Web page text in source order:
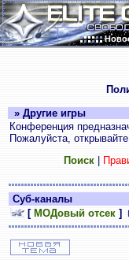
» Другие игры
Конференция
Пожалуйста,
Поиск|
Суб-каналы
[ МОДовый отсек ]